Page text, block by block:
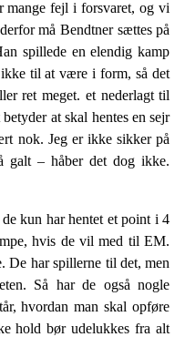
mange fejl i forsvaret, og vi
må Bendtner sættes på
spillede en elendig kamp
til at være i form, så det
ret meget. et nederlagt til
at skal hentes en sejr
nok. Jeg er ikke sikker på
galt – håber det dog ikke.
de kun har hentet et point i 4
hvis de vil med til EM.
De har spillerne til det, men
Så har de også nogle
hvordan man skal opføre
hold bør udelukkes fra alt